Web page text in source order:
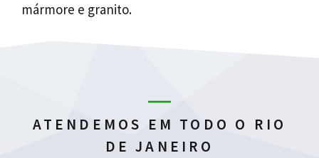
mármore e granito.
ATENDEMOS EM TODO O RIO
DE JANEIRO